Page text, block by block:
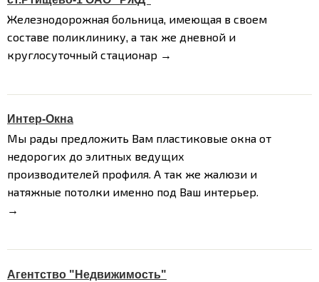
Железнодорожная больница, имеющая в своем
составе поликлинику, а так же дневной и
круглосуточный стационар →
Интер-Окна
Мы рады предложить Вам пластиковые окна от
недорогих до элитных ведущих
производителей профиля. А так же жалюзи и
натяжные потолки именно под Ваш интерьер.
→
Агентство "Недвижимость"